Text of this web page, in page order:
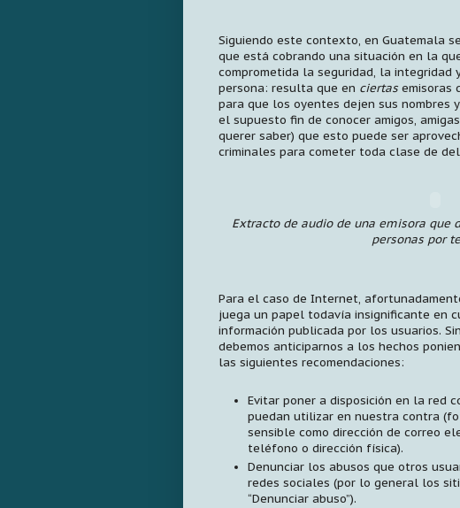
Siguiendo este contexto, en Guatemala
que está cobrando una situación en la
comprometida la seguridad, la integridad
persona: resulta que en ciertasemisoras
para que los oyentes dejen sus nombres
el supuesto fin de conocer amigos,
querer saber) que esto puede ser
criminales para cometer toda clase de
Extracto de audio de una emisora que
personas por
Para el caso de Internet,
juega un papel todavía insignificante en
información publicada por los usuarios.
debemos anticiparnos a los hechos
las siguientes recomendaciones:
Evitar poner a disposición en la red
puedan utilizar en nuestra contra
sensible como dirección de correo
teléfono o dirección física).
Denunciar los abusos que otros
redes sociales (por lo general los
“Denunciar abuso”).